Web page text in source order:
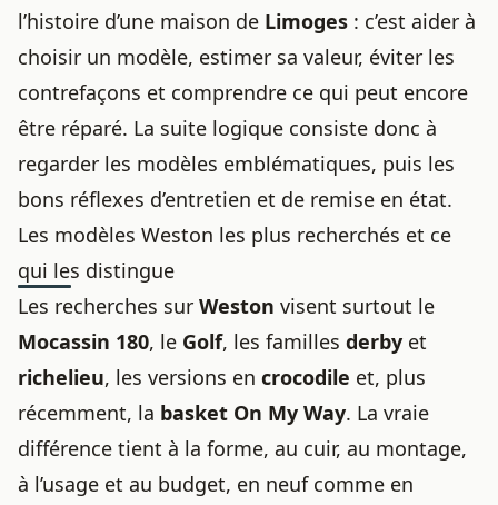
l’histoire d’une maison de Limoges : c’est aider à
choisir un modèle, estimer sa valeur, éviter les
contrefaçons et comprendre ce qui peut encore
être réparé. La suite logique consiste donc à
regarder les modèles emblématiques, puis les
bons réflexes d’entretien et de remise en état.
Les modèles Weston les plus recherchés et ce
qui les distingue
Les recherches sur Weston visent surtout le
Mocassin 180, le Golf, les familles derby et
richelieu, les versions en crocodile et, plus
récemment, la basket On My Way. La vraie
différence tient à la forme, au cuir, au montage,
à l’usage et au budget, en neuf comme en